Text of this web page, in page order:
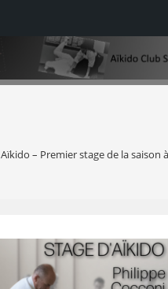
Aïkido – Premier stage de la saison